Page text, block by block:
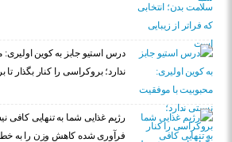
درس استیو جابز به کوین
ندارد؛ بروکراسی را کنار بگذار
رژیم غذایی شما به تنهایی کافی
فرآوری شده کاهش وزن را به